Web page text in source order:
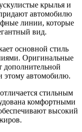
крылья и
автомобилю
линии, которые
вид.
основной стиль
Оригинальные
дополнительной
этому автомобилю.
стильным
комфортными
высокий